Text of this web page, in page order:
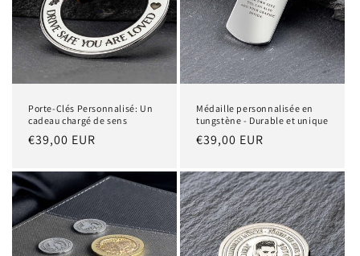
Porte-Clés Personnalisé: Un
cadeau chargé de sens
Prix
€39,00 EUR
Médaille personnalisée en
tungstène - Durable et unique
Prix
€39,00 EUR